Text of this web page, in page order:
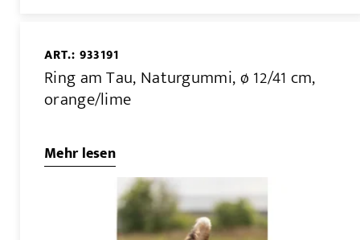
ART.: 933191
Ring am Tau, Naturgummi, ø 12/41 cm,
orange/lime
Mehr lesen